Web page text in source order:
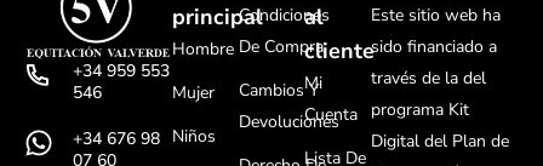
+34 959 553
546
+34 676 98
07 60
principal
Hombre
Mujer
Niños
Condiciones
De Compra
Cambios Y
Devoluciones
al
cliente
Mi
Cuenta
Lista De
Este sitio web ha
sido financiado a
través de la del
programa Kit
Digital del Plan de